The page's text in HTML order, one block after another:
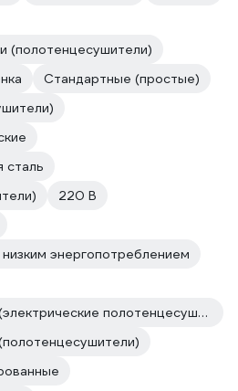
(полотенцесушители)
Стандартные (простые)
сталь
220 В
энергопотреблением
С терморегулятором (электрические полотенцесушители)